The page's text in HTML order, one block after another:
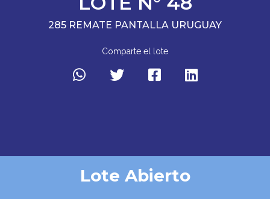
285 REMATE PANTALLA URUGUAY
Comparte el lote
Lote Abierto